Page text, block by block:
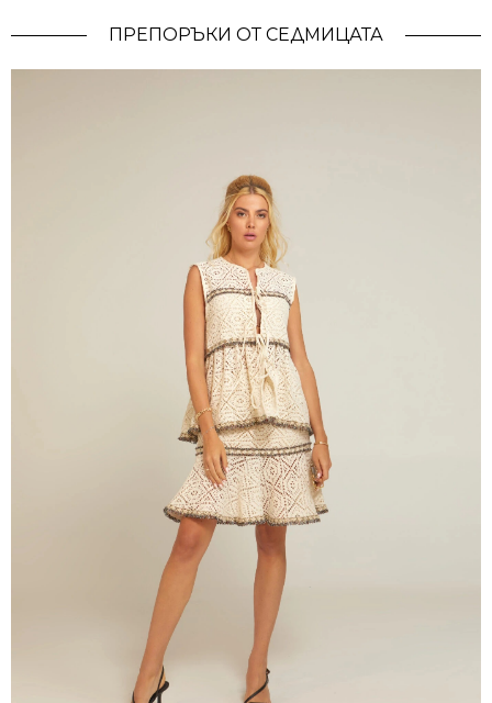
ПРЕПОРЪКИ ОТ СЕДМИЦАТА